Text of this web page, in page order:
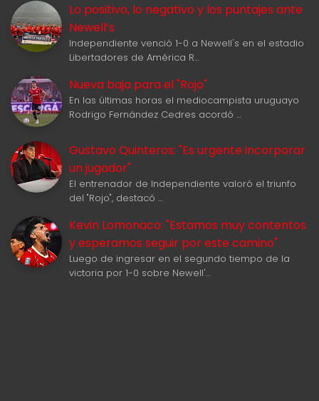
Lo positivo, lo negativo y los puntajes ante
Newell‘s
Independiente venció 1-0 a Newell's en el estadio
Libertadores de América R…
Nueva baja para el "Rojo"
En las últimas horas el mediocampista uruguayo
Rodrigo Fernández Cedres acordó …
Gustavo Quinteros: "Es urgente incorporar
un jugador"
El entrenador de Independiente valoró el triunfo
del "Rojo", destacó …
Kevin Lomonaco: "Estamos muy contentos
y esperamos seguir por este camino"
Luego de ingresar en el segundo tiempo de la
victoria por 1-0 sobre Newell'…